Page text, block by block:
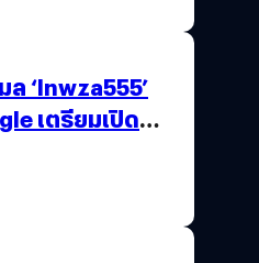
‘lnwza555’
เตรียมเปิด